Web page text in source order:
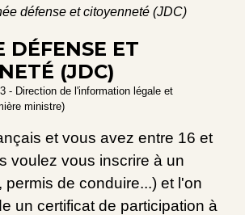
défense et citoyenneté (JDC)
DÉFENSE ET
(JDC)
- Direction de l'information légale et
ministre)
et vous avez entre 16 et
voulez vous inscrire à un
permis de conduire...) et l'on
un certificat de participation à